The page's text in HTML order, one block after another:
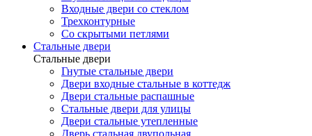
Входные двери со стеклом
Трехконтурные
Со скрытыми петлями
Стальные двери
Стальные двери
Гнутые стальные двери
Двери входные стальные в коттедж
Двери стальные распашные
Стальные двери для улицы
Двери стальные утепленные